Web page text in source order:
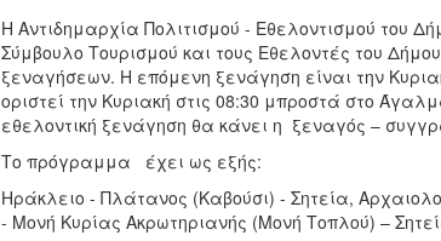
Η Αντιδημαρχία Πολιτισμού - Εθελοντισμού του
Σύμβουλο Τουρισμού και τους Εθελοντές του
ξεναγήσεων. Η επόμενη ξενάγηση είναι την
οριστεί την Κυριακή στις 08:30 μπροστά στο
εθελοντική ξενάγηση θα κάνει η ξεναγός –
Το πρόγραμμα έχει ως εξής:
Ηράκλειο - Πλάτανος (Καβούσι) - Σητεία,
- Μονή Κυρίας Ακρωτηριανής (Μονή Τοπλού) –